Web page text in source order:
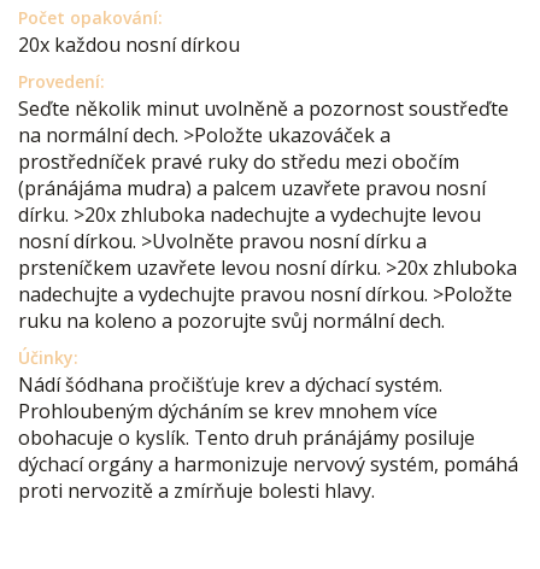
Počet opakování:
20x každou nosní dírkou
Provedení:
Seďte několik minut uvolněně a pozornost soustřeďte
na normální dech. >Položte ukazováček a
prostředníček pravé ruky do středu mezi obočím
(pránájáma mudra) a palcem uzavřete pravou nosní
dírku. >20x zhluboka nadechujte a vydechujte levou
nosní dírkou. >Uvolněte pravou nosní dírku a
prsteníčkem uzavřete levou nosní dírku. >20x zhluboka
nadechujte a vydechujte pravou nosní dírkou. >Položte
ruku na koleno a pozorujte svůj normální dech.
Účinky:
Nádí šódhana pročišťuje krev a dýchací systém.
Prohloubeným dýcháním se krev mnohem více
obohacuje o kyslík. Tento druh pránájámy posiluje
dýchací orgány a harmonizuje nervový systém, pomáhá
proti nervozitě a zmírňuje bolesti hlavy.